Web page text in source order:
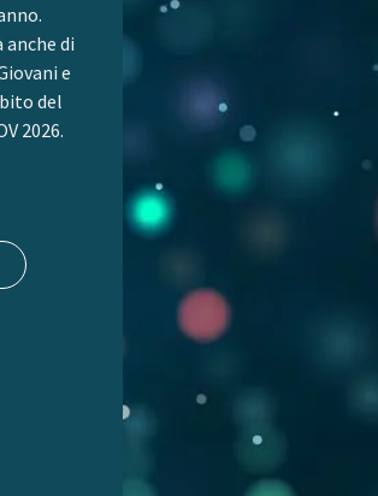
di
e
del
2026.